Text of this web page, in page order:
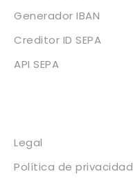
Generador IBAN
Creditor ID SEPA
API SEPA
Legal
Política de privacidad